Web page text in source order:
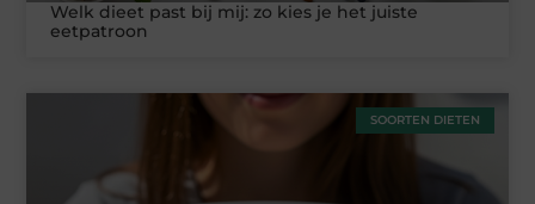
Welk dieet past bij mij: zo kies je het juiste
eetpatroon
SOORTEN DIETEN